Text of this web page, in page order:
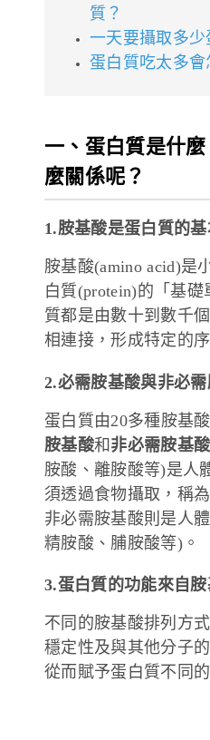
質？
一天要攝取多少
蛋白質吃太多會
一、蛋白質是什
麼關係呢？
1.胺基酸是蛋白質的
胺基酸(amino acid)是
白質(protein)的「基
質都是由數十到數千
相連接，形成特定的
2.必需胺基酸與非必
蛋白質由20多種胺基
胺基酸和 非必需胺基酸
胺酸、離胺酸等)是人
須透過食物攝取，稱
非必需胺基酸則是人
精胺酸、脯胺酸等)。
3.蛋白質的功能來自
不同的胺基酸排列方
穩定性及與其他分子
從而賦予蛋白質不同